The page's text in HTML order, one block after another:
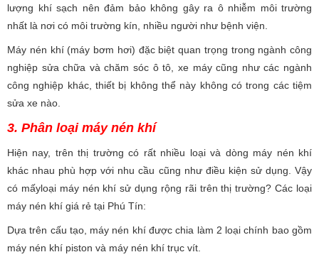
lượng khí sạch nên đảm bảo không gây ra ô nhiễm môi trường
nhất là nơi có môi trường kín, nhiều người như bệnh viện.
Máy nén khí (máy bơm hơi) đặc biệt quan trọng trong ngành công
nghiệp sửa chữa và chăm sóc ô tô, xe máy cũng như các ngành
công nghiệp khác, thiết bị không thể này không có trong các tiệm
sửa xe nào.
3. Phân loại máy nén khí
Hiện nay, trên thị trường có rất nhiều loại và dòng máy nén khí
khác nhau phù hợp với nhu cầu cũng như điều kiện sử dụng. Vậy
có mấyloại máy nén khí sử dụng rộng rãi trên thị trường? Các loại
máy nén khí giá rẻ tại Phú Tín:
Dựa trên cấu tạo, máy nén khí được chia làm 2 loại chính bao gồm
máy nén khí piston và máy nén khí trục vít.